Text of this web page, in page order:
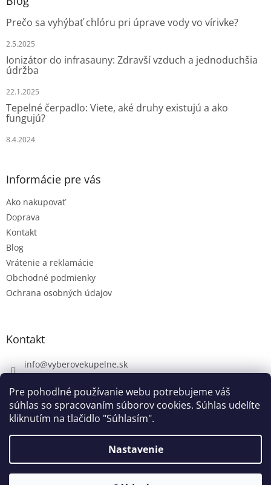
Pre pohodlné používanie webu potrebujeme váš
súhlas so spracovaním súborov cookies. Súhlas udelíte
kliknutím na tlačidlo "Súhlasím".
Nastavenie
V piatok 7. 8. máme firemnú dovolenku. V prípade potreby nám
Prečo sa vyhýbať chlóru pri úprave vody vo vírivke?
2.5.2025
Ionizátor do infrasauny: Zdravší vzduch a jednoduchšia
údržba
22.1.2025
Tepelné čerpadlo: Viete, aké druhy existujú a ako
fungujú?
8.4.2024
Informácie pre vás
Ako nakupovať
Doprava
Kontakt
Blog
Vrátenie a reklamácie
Obchodné podmienky
Ochrana osobných údajov
Kontakt
info@vyberovekupelne.sk
https://www.facebook.com/vyberovekoupelny/
Vytvoril Shoptet